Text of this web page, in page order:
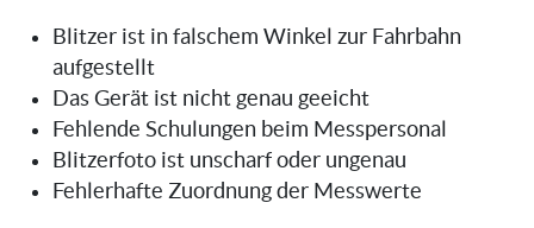
Blitzer ist in falschem Winkel zur Fahrbahn
aufgestellt
Das Gerät ist nicht genau geeicht
Fehlende Schulungen beim Messpersonal
Blitzerfoto ist unscharf oder ungenau
Fehlerhafte Zuordnung der Messwerte